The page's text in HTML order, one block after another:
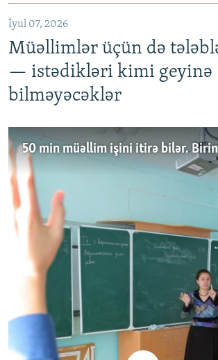
İyul 07, 2026
Müəllimlər üçün də
— istədikləri kimi geyinə
bilməyəcəklər